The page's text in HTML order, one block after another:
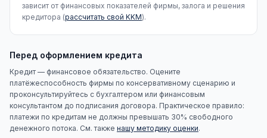
зависит от финансовых показателей фирмы, залога и решения
кредитора (рассчитать свой KKM).
Перед оформлением кредита
Кредит — финансовое обязательство. Оцените
платёжеспособность фирмы по консервативному сценарию и
проконсультируйтесь с бухгалтером или финансовым
консультантом до подписания договора. Практическое правило:
платежи по кредитам не должны превышать 30% свободного
денежного потока. См. также нашу методику оценки.